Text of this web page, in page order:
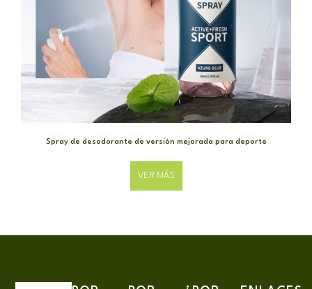
Spray de desodorante de versión mejorada para deporte
VER MÁS